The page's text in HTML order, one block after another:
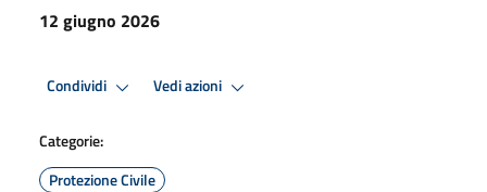
12 giugno 2026
Condividi Vedi azioni
Categorie:
Protezione Civile